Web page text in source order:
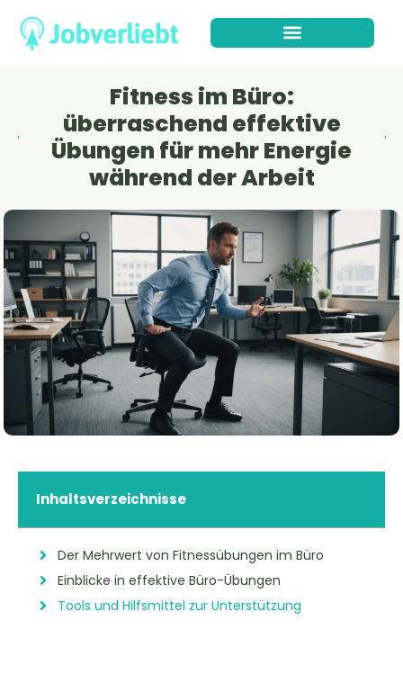
Fitness im Büro:
überraschend effektive
Übungen für mehr Energie
während der Arbeit
Inhaltsverzeichnisse
Der Mehrwert von Fitnessübungen im Büro
Einblicke in effektive Büro-Übungen
Tools und Hilfsmittel zur Unterstützung